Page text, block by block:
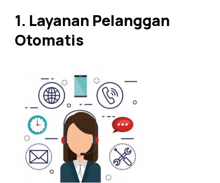
1. Layanan Pelanggan
Otomatis